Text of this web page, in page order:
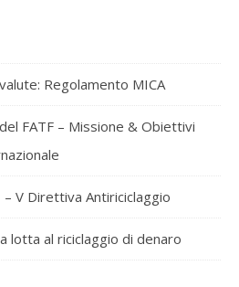
Regolamento MICA
FATF – Missione & Obiettivi
V Direttiva Antiriciclaggio
lotta al riciclaggio di denaro